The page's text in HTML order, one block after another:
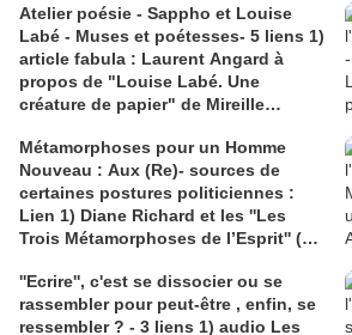
Jacques Coenen-Huther ''J. Romain,
''Poète de la sociologie''; 3)
Couverture ''La vie unanime'' Poésie
Gallimard; 4) claireantoine .com
Mardis-Poésie(1): (...) Le ''Je''du poète
Atelier poésie - Sappho et Louise
Labé - Muses et poétesses- 5 liens 1)
article fabula : Laurent Angard à
propos de "Louise Labé. Une
créature de papier" de Mireille
pintade'' ; 3) Pinterest : Sonja Hpunkt
Louise ''chevalier''; 4) Christine
Planté; 5) Amable Tastu
Métamorphoses pour un Homme
Nouveau : Aux (Re)- sources de
certaines postures politiciennes :
Lien 1) Diane Richard et les ''Les
Trois Métamorphoses de l’Esprit'' (
''la valeur de la métamorphose''
(Nietzsche, Pic de la Mirandole et
Montaigne)
''Ecrire'', c'est se dissocier ou se
rassembler pour peut-être , enfin, se
ressembler ? - 3 liens 1) audio Les